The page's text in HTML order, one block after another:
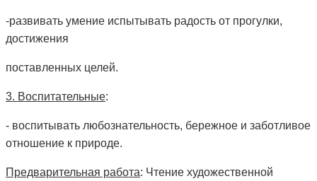
-развивать умение испытывать радость от прогулки,
достижения
поставленных целей.
3. Воспитательные:
- воспитывать любознательность, бережное и заботливое
отношение к природе.
Предварительная работа: Чтение художественной